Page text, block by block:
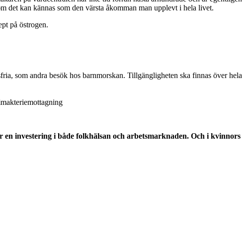
kan kännas som den värsta åkomman man upplevt i hela livet.
på östrogen.
som andra besök hos barnmorskan. Tillgängligheten ska finnas över hela
investering i både folkhälsan och arbetsmarknaden. Och i kvinnors